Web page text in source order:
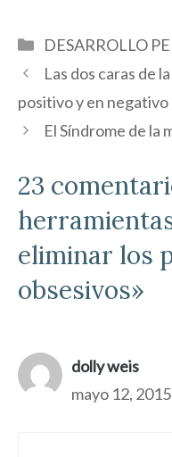
Categorías
DESARROLLO
Las dos caras de
positivo y en negativo
El Síndrome de la
23
eliminar los
obsesivos»
dolly weis
mayo 12,